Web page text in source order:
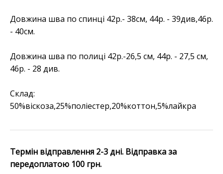
Довжина шва по спинці 42р.- 38см, 44р. - 39див,46р.
- 40см.
Довжина шва по полиці 42р.-26,5 см, 44р. - 27,5 см,
46р. - 28 див.
Склад:
50%віскоза,25%поліестер,20%коттон,5%лайкра
Термін відправлення 2-3 дні. Відправка за
передоплатою 100 грн.